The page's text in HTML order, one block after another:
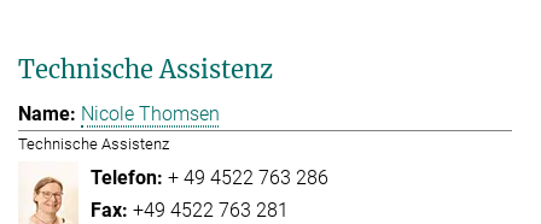
Technische Assistenz
Nicole Thomsen
Technische Assistenz
+ 49 4522 763 286
+49 4522 763 281